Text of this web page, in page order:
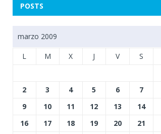
POSTS
marzo 2009
L M X J V S
2
3 4 5 6 7
9
10 11 12 13 14
16
17 18 19 20 21